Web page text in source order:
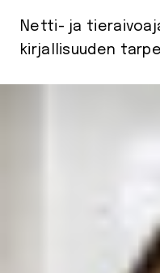
Netti- ja
kirjallisuuden